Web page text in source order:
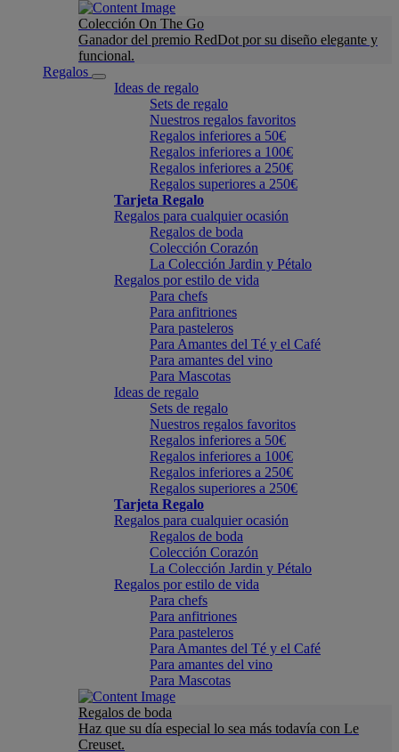
Colección On The Go
Ganador del premio RedDot por su diseño elegante y
funcional.
Regalos
Ideas de regalo
Sets de regalo
Nuestros regalos favoritos
Regalos inferiores a 50€
Regalos inferiores a 100€
Regalos inferiores a 250€
Regalos superiores a 250€
Tarjeta Regalo
Regalos para cualquier ocasión
Regalos de boda
Colección Corazón
La Colección Jardin y Pétalo
Regalos por estilo de vida
Para chefs
Para anfitriones
Para pasteleros
Para Amantes del Té y el Café
Para amantes del vino
Para Mascotas
Ideas de regalo
Sets de regalo
Nuestros regalos favoritos
Regalos inferiores a 50€
Regalos inferiores a 100€
Regalos inferiores a 250€
Regalos superiores a 250€
Tarjeta Regalo
Regalos para cualquier ocasión
Regalos de boda
Colección Corazón
La Colección Jardin y Pétalo
Regalos por estilo de vida
Para chefs
Para anfitriones
Para pasteleros
Para Amantes del Té y el Café
Para amantes del vino
Para Mascotas
Regalos de boda
Haz que su día especial lo sea más todavía con Le
Creuset.